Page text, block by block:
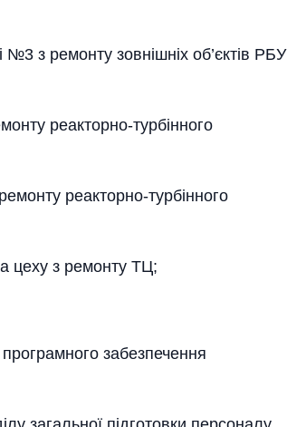
з ремонту зовнішніх об’єктів РБУ
реакторно-турбінного
реакторно-турбінного
цеху з ремонту ТЦ;
забезпечення